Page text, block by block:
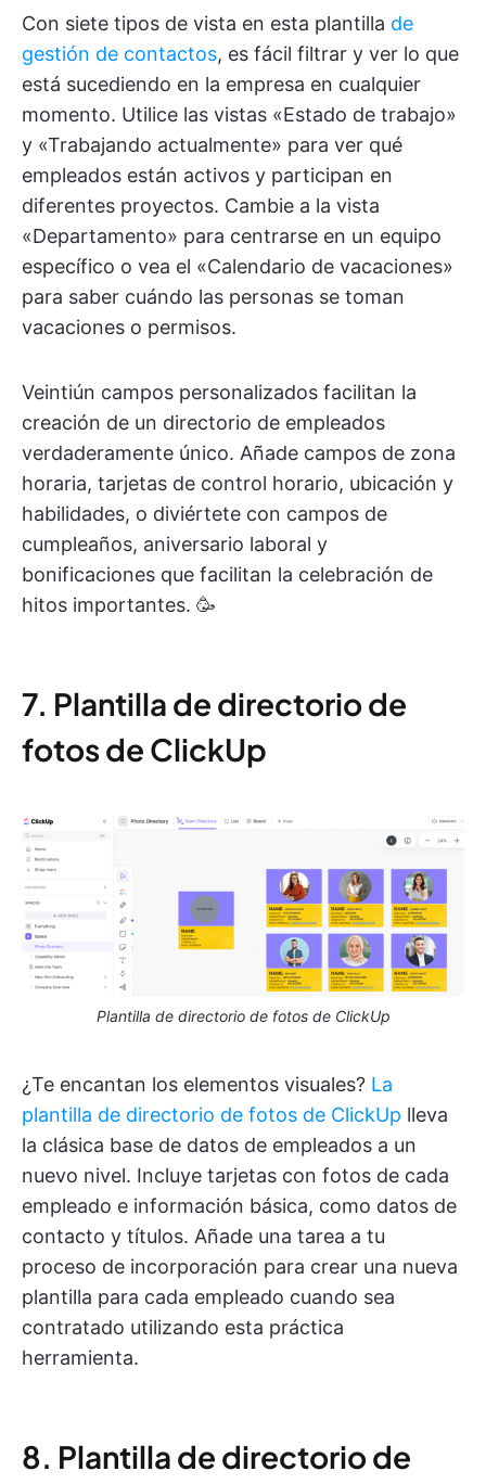
Con siete tipos de vista en esta plantilla de
gestión de contactos, es fácil filtrar y ver lo que
está sucediendo en la empresa en cualquier
momento. Utilice las vistas «Estado de trabajo»
y «Trabajando actualmente» para ver qué
empleados están activos y participan en
diferentes proyectos. Cambie a la vista
«Departamento» para centrarse en un equipo
específico o vea el «Calendario de vacaciones»
para saber cuándo las personas se toman
vacaciones o permisos.
Veintiún campos personalizados facilitan la
creación de un directorio de empleados
verdaderamente único. Añade campos de zona
horaria, tarjetas de control horario, ubicación y
habilidades, o diviértete con campos de
cumpleaños, aniversario laboral y
bonificaciones que facilitan la celebración de
hitos importantes. 🥳
7. Plantilla de directorio de
fotos de ClickUp
Plantilla de directorio de fotos de ClickUp
¿Te encantan los elementos visuales? La
plantilla de directorio de fotos de ClickUp lleva
la clásica base de datos de empleados a un
nuevo nivel. Incluye tarjetas con fotos de cada
empleado e información básica, como datos de
contacto y títulos. Añade una tarea a tu
proceso de incorporación para crear una nueva
plantilla para cada empleado cuando sea
contratado utilizando esta práctica
herramienta.
8. Plantilla de directorio de